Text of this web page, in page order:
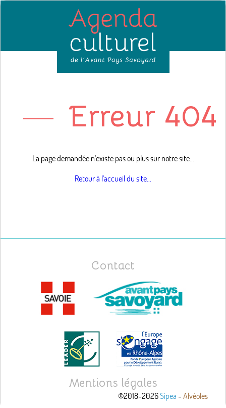
Erreur 404
La page demandée n'existe pas ou plus sur notre site...
Retour à l'accueil du site...
Contact
Mentions légales
©2018-2026Sipea -Alvéoles